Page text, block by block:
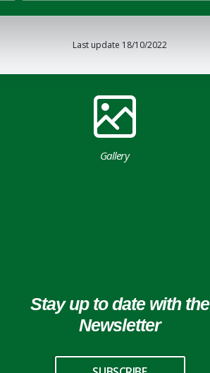
Last update 18/10/2022
Gallery
Stay up to date with the
Newsletter